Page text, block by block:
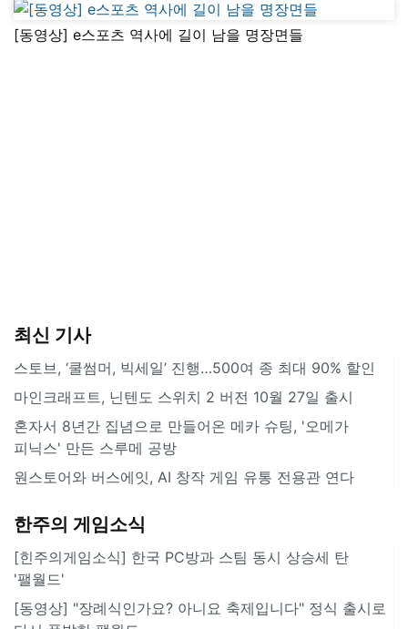
[동영상] e스포츠 역사에 길이 남을 명장면들
최신 기사
스토브, ‘쿨썸머, 빅세일’ 진행…500여 종 최대 90% 할인
마인크래프트, 닌텐도 스위치 2 버전 10월 27일 출시
혼자서 8년간 집념으로 만들어온 메카 슈팅, '오메가
피닉스' 만든 스루메 공방
원스토어와 버스에잇, AI 창작 게임 유통 전용관 연다
한주의 게임소식
[힌주의게임소식] 한국 PC방과 스팀 동시 상승세 탄
'팰월드'
[동영상] "장례식인가요? 아니요 축제입니다" 정식 출시로